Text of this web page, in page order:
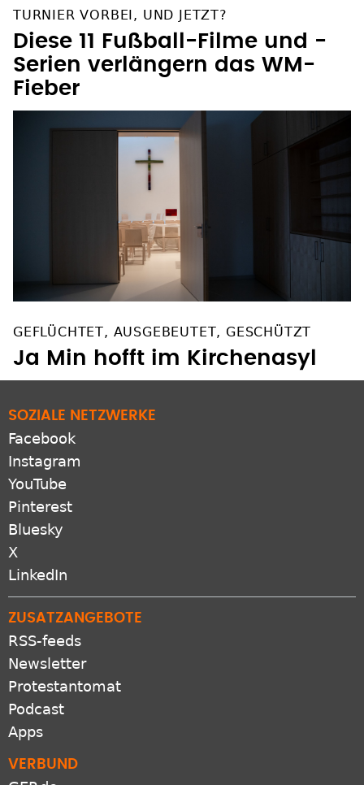
Diese 11 Fußball-Filme und -
Serien verlängern das WM-
Fieber
GEFLÜCHTET, AUSGEBEUTET, GESCHÜTZT
Ja Min hofft im Kirchenasyl
SOZIALE NETZWERKE
Instagram
YouTube
Pinterest
Bluesky
X
LinkedIn
ZUSATZANGEBOTE
Newsletter
Protestantomat
Podcast
Apps
VERBUND
EKD.de